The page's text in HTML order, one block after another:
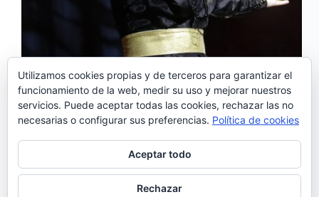
Ana Laíns presenta «20 Anos – Ana Laíns e
Convidados ao vivo no Casino Estoril», un disco
grabado en el concierto de celebración de los 20
años de carrera de la artista que agotó las entradas
del Salão Preto e…
Noemí Sánchez
20/04/2021
Utilizamos cookies propias y de terceros para garantizar el
funcionamiento de la web, medir su uso y mejorar nuestros
servicios. Puede aceptar todas las cookies, rechazar las no
necesarias o configurar sus preferencias. Política de cookies
Aceptar todo
Rechazar